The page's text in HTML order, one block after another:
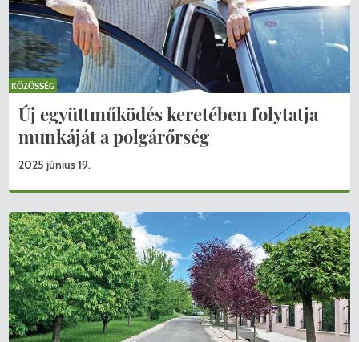
Új együttműködés keretében folytatja
munkáját a polgárőrség
2025 június 19.
KÖZÖSSÉG